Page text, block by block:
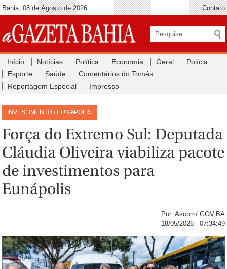
Bahia, 08 de Agosto de 2026 Contato
Início Notícias Política Economia Geral
Polícia
Esporte
Saúde
Comentários do Tomás
Reportagem Especial
Impresso
INVESTIMENTO / EUNÁPOLIS
Força do Extremo Sul: Deputada
Cláudia Oliveira viabiliza pacote
de investimentos para
Eunápolis
Por: Ascom/ GOV.BA
18/05/2026 - 07:34:49